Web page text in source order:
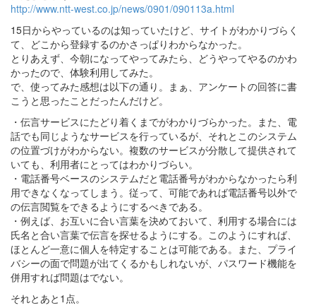
http://www.ntt-west.co.jp/news/0901/090113a.html
15日からやっているのは知っていたけど、サイトがわかりづらく
て、どこから登録するのかさっぱりわからなかった。
とりあえず、今朝になってやってみたら、どうやってやるのかわ
かったので、体験利用してみた。
で、使ってみた感想は以下の通り。まぁ、アンケートの回答に書
こうと思ったことだったんだけど。
・伝言サービスにたどり着くまでがわかりづらかった。また、電
話でも同じようなサービスを行っているが、それとこのシステム
の位置づけがわからない。複数のサービスが分散して提供されて
いても、利用者にとってはわかりづらい。
・電話番号ベースのシステムだと電話番号がわからなかったら利
用できなくなってしまう。従って、可能であれば電話番号以外で
の伝言閲覧をできるようにするべきである。
・例えば、お互いに合い言葉を決めておいて、利用する場合には
氏名と合い言葉で伝言を探せるようにする。このようにすれば、
ほとんど一意に個人を特定することは可能である。また、プライ
バシーの面で問題が出てくるかもしれないが、パスワード機能を
併用すれば問題はでない。
それとあと1点。